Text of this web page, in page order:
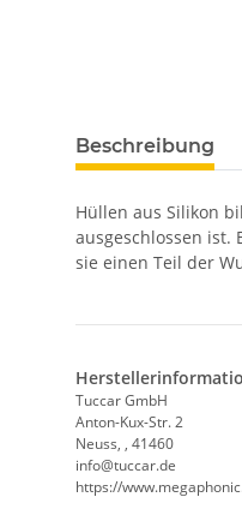
Beschreibung
Hüllen aus Silikon
ausgeschlossen
sie einen Teil der
Tuccar GmbH
Anton-Kux-Str. 2
Neuss, , 41460
info@tuccar.de
https://